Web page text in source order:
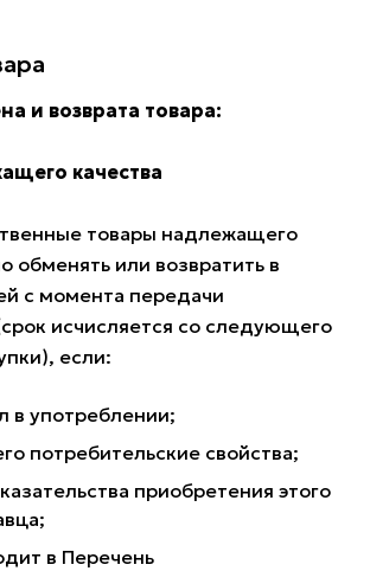
и возврата товара:
качества
товары надлежащего
обменять или возвратить в
с момента передачи
исчисляется со следующего
если:
в употреблении;
потребительские свойства;
приобретения этого
в Перечень